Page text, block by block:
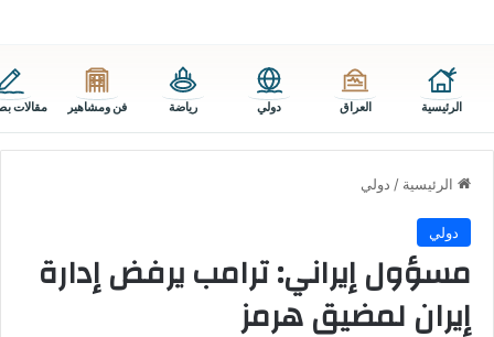
الرئيسية العراق دولي رياضة فن ومشاهير مقالات
الرئيسية / دولي
دولي
مسؤول إيراني: ترامب يرفض إدارة
إيران لمضيق هرمز